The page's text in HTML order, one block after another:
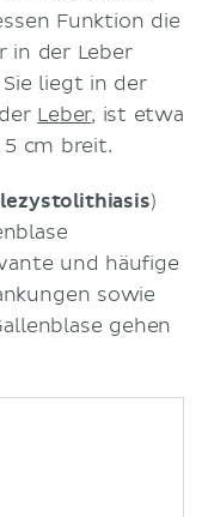
Funktion die
in der Leber
liegt in der
Leber, ist etwa
cm breit.
)
und häufige
sowie
gehen